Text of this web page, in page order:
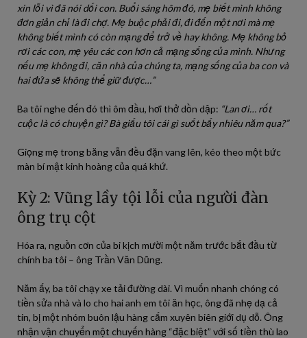
xin lỗi vì đã nói dối con. Buổi sáng hôm đó, mẹ biết mình không
đơn giản chỉ là đi chợ. Mẹ buộc phải đi, đi đến một nơi mà mẹ
không biết mình có còn mạng để trở về hay không. Mẹ không bỏ
rơi các con, mẹ yêu các con hơn cả mạng sống của mình. Nhưng
nếu mẹ không đi, căn nhà của chúng ta, mạng sống của ba con và
hai đứa sẽ không thể giữ được…”
Ba tôi nghe đến đó thì ôm đầu, hơi thở dồn dập: “Lan ơi… rốt
cuộc là có chuyện gì? Bà giấu tôi cái gì suốt bấy nhiêu năm qua?”
Giọng mẹ trong băng vẫn đều đặn vang lên, kéo theo một bức
màn bí mật kinh hoàng của quá khứ.
Kỳ 2: Vũng lầy tội lỗi của người đàn
ông trụ cột
Hóa ra, nguồn cơn của bi kịch mười một năm trước bắt đầu từ
chính ba tôi – ông Trần Văn Dũng.
Năm ấy, ba tôi chạy xe tải đường dài. Vì muốn nhanh chóng có
tiền sửa nhà và lo cho hai anh em tôi ăn học, ông đã nhẹ dạ cả
tin, bị một nhóm buôn lậu hàng cấm xuyên biên giới dụ dỗ. Ông
nhận vận chuyển một chuyến hàng “đặc biệt” với số tiền thù lao